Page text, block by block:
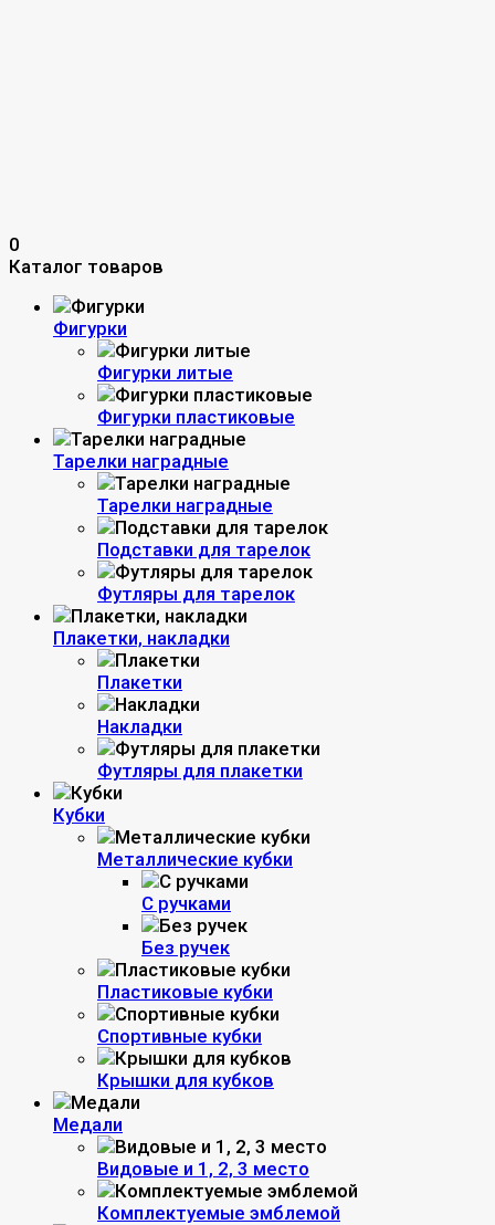
0
Каталог товаров
Фигурки
Фигурки литые
Фигурки пластиковые
Тарелки наградные
Тарелки наградные
Подставки для тарелок
Футляры для тарелок
Плакетки, накладки
Плакетки
Накладки
Футляры для плакетки
Кубки
Металлические кубки
С ручками
Без ручек
Пластиковые кубки
Спортивные кубки
Крышки для кубков
Медали
Видовые и 1, 2, 3 место
Комплектуемые эмблемой